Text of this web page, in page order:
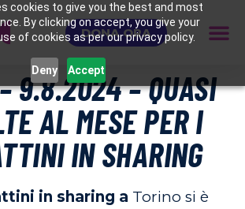
cookies to give you the best and most
By clicking on accept, you give your
of cookies as per our privacy policy.
Deny Accept
DONA ORA
9.8.2024 – QUASI
AL MESE PER I
IN SHARING
in sharing a Torino si è